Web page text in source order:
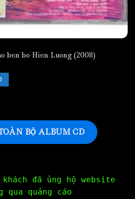
ben bo Hien Luong (2008)
BỘ ALBUM CD
khách đã ủng hộ website
qua quảng cáo